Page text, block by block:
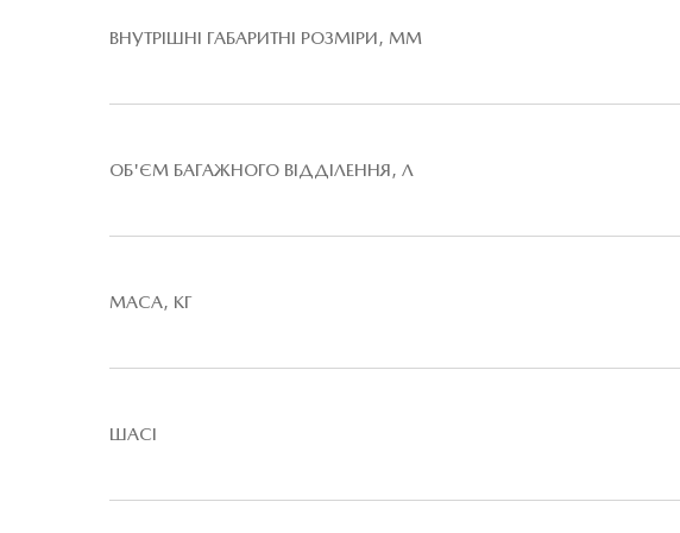
ВНУТРІШНІ ГАБАРИТНІ РОЗМІРИ, ММ
ОБ'ЄМ БАГАЖНОГО ВІДДІЛЕННЯ, Л
МАСА, КГ
ШАСІ